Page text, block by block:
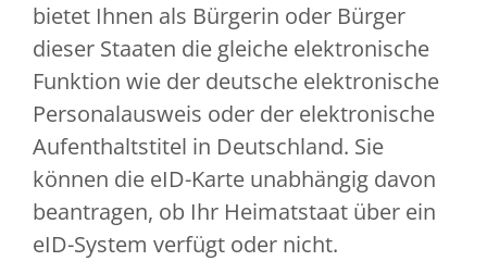
bietet Ihnen als Bürgerin oder Bürger
dieser Staaten die gleiche elektronische
Funktion wie der deutsche elektronische
Personalausweis oder der elektronische
Aufenthaltstitel in Deutschland. Sie
können die eID-Karte unabhängig davon
beantragen, ob Ihr Heimatstaat über ein
eID-System verfügt oder nicht.